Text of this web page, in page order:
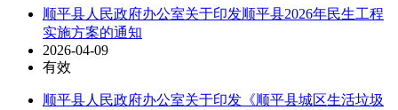
顺平县人民政府办公室关于印发顺平县2026年民生工程
实施方案的通知
2026-04-09
有效
顺平县人民政府办公室关于印发《顺平县城区生活垃圾